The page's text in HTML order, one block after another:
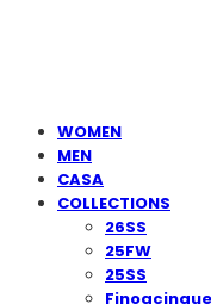
WOMEN
MEN
CASA
COLLECTIONS
26SS
25FW
25SS